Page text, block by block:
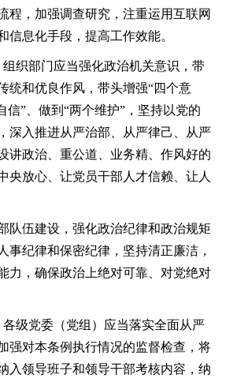
程，加强调查研究，注重运用互联网
信息化手段，提高工作效能。
部门应当强化政治机关意识，带
统和优良作风，带头增强“四个意
信”、做到“两个维护”，坚持以党的
深入推进从严治部、从严律己、从严
讲政治、重公道、业务精、作风好的
央放心、让党员干部人才信赖、让人
伍建设，强化政治纪律和政治规矩
事纪律和保密纪律，坚持清正廉洁，
力，确保政治上绝对可靠、对党绝对
党委（党组）应当落实全面从严
强对本条例执行情况的监督检查，将
入领导班子和领导干部考核内容，纳